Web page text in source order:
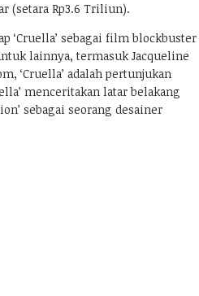
(setara Rp3.6 Triliun).
‘Cruella’ sebagai film blockbuster
lainnya, termasuk Jacqueline
, ‘Cruella’ adalah pertunjukan
menceritakan latar belakang
sebagai seorang desainer